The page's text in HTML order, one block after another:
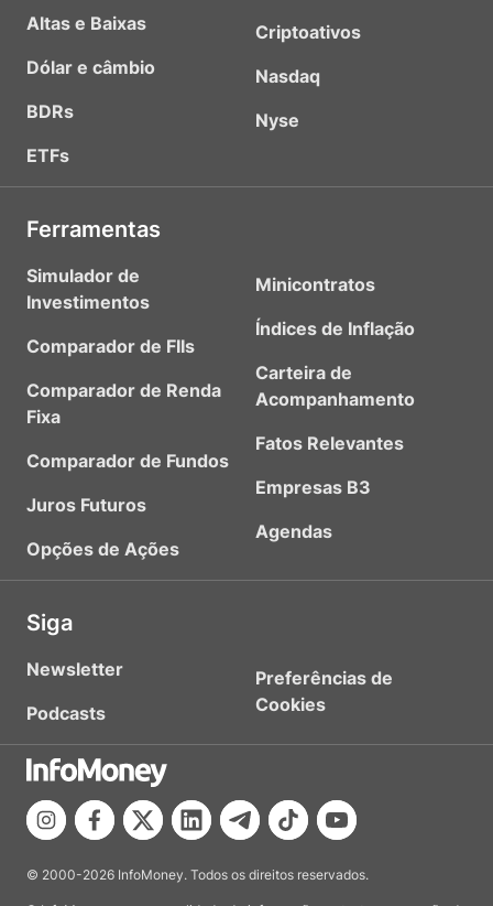
Altas e Baixas
Dólar e câmbio
BDRs
ETFs
Criptoativos
Nasdaq
Nyse
Ferramentas
Simulador de
Investimentos
Comparador de FIIs
Comparador de Renda
Fixa
Comparador de Fundos
Juros Futuros
Opções de Ações
Minicontratos
Índices de Inflação
Carteira de
Acompanhamento
Fatos Relevantes
Empresas B3
Agendas
Siga
Newsletter
Podcasts
Preferências de
Cookies
© 2000-2026 InfoMoney. Todos os direitos reservados.